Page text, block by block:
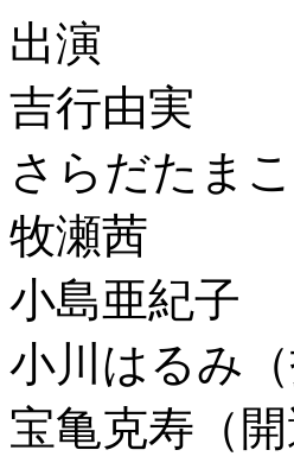
出演
吉行由実
さらだたまこ
牧瀬茜
小島亜紀子
小川はるみ
宝亀克寿（開